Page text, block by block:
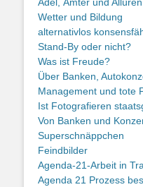
Wetter und Bildung
alternativlos
Stand-By oder nicht?
Was ist Freude?
Über Banken,
Management und tote
Ist Fotografieren
Von Banken und
Superschnäppchen
Feindbilder
Agenda-21-Arbeit in
Agenda 21 Prozess